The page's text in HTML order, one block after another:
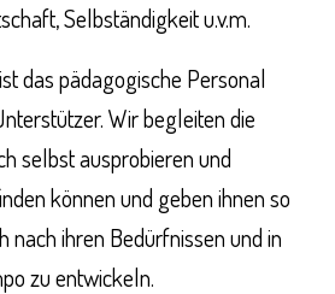
Selbständigkeit u.v.m.
das pädagogische Personal
Wir begleiten die
selbst ausprobieren und
können und geben ihnen so
nach ihren Bedürfnissen und in
zu entwickeln.